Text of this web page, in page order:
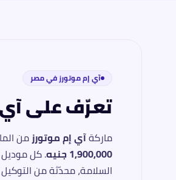
آي إم موتورزفي مصر
تعرّف على
ماركةآي إم موتورزمن
1,900,000 جنيه
. كل موديل
السلامة، محدّثة من